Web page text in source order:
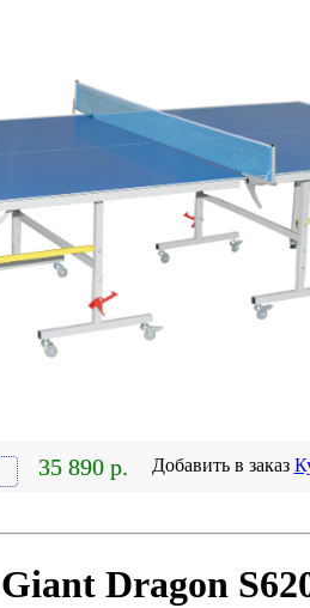
35 890 р. Добавить в заказ
Dragon